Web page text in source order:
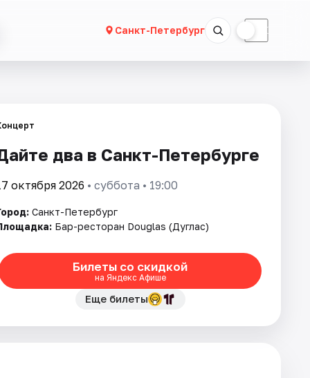
Санкт-Петербург ☾
два в Санкт-Петербурге
октября 2026 • суббота • 19:00
Санкт-Петербург
Бар-ресторан Douglas (Дуглас)
Билеты со скидкой
на Яндекс Афише
Еще билеты